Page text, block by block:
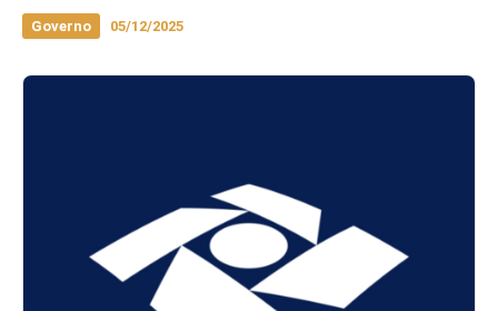
Governo 05/12/2025